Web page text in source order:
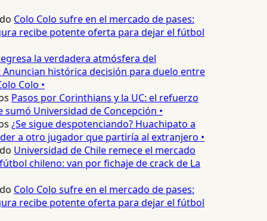
Colo Colo sufre en el mercado de pases:
recibe potente oferta para dejar el fútbol
la verdadera atmósfera del
histórica decisión para duelo entre
Colo •
Pasos por Corinthians y la UC: el refuerzo
Universidad de Concepción •
¿Se sigue despotenciando? Huachipato a
a otro jugador que partiría al extranjero •
Universidad de Chile remece el mercado
chileno: van por fichaje de crack de La
Colo Colo sufre en el mercado de pases:
recibe potente oferta para dejar el fútbol